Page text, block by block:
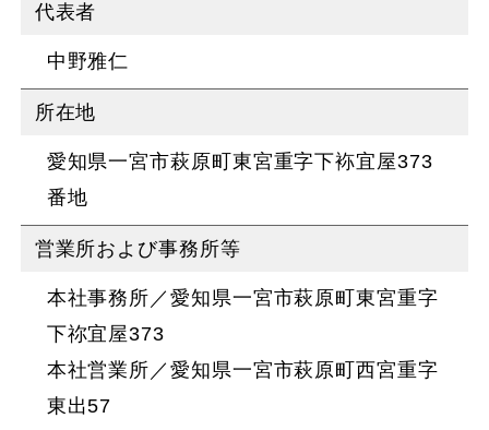
代表者
中野雅仁
所在地
愛知県一宮市萩原町東宮重字下袮宜屋373
番地
営業所および事務所等
本社事務所／愛知県一宮市萩原町東宮重字
下祢宜屋373
本社営業所／愛知県一宮市萩原町西宮重字
東出57